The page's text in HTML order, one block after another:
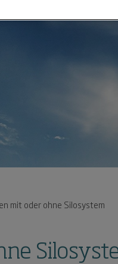
mit oder ohne Silosystem